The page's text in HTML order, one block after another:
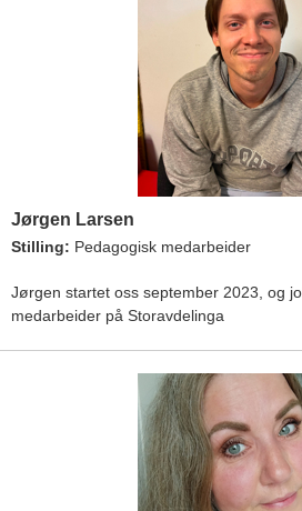
Jørgen Larsen
Stilling: Pedagogisk medarbeider
Jørgen startet oss september 2023, og
medarbeider på Storavdelinga